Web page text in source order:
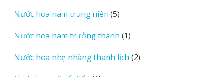
Nước hoa nam trung niên 55
phẩm
Nước hoa nam trưởng thành 11
phẩm
Nước hoa nhẹ nhàng thanh lịch 22